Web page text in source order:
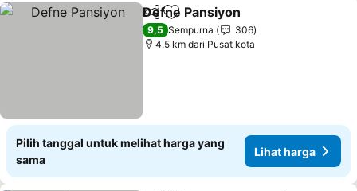
BagikanTambahkan ke favorit
Defne Pansiyon
9,5 Sempurna
306
4.5 km dari Pusat kota
Pilih tanggal untuk melihat harga yang
sama
Lihat harga